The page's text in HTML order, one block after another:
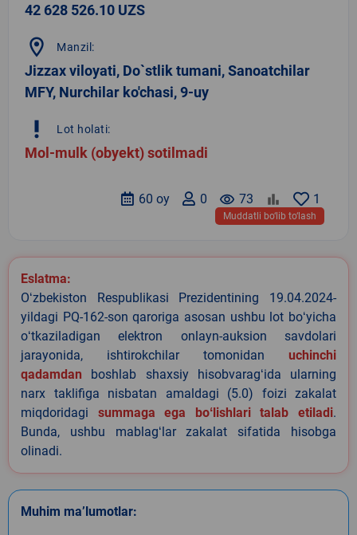
42 628 526.10 UZS
location_on Manzil:
Jizzax viloyati, Do`stlik tumani, Sanoatchilar
MFY, Nurchilar ko'chasi, 9-uy
priority_high Lot holati:
Mol-mulk (obyekt) sotilmadi
1
remove_red_eye 73
0
60 oy
Muddatli bo‘lib to‘lash
Eslatma:
Oʻzbekiston Respublikasi Prezidentining 19.04.2024-
yildagi PQ-162-son qaroriga asosan ushbu lot boʻyicha
oʻtkaziladigan elektron onlayn-auksion savdolari
jarayonida, ishtirokchilar tomonidan uchinchi
qadamdan boshlab shaxsiy hisobvaragʻida ularning
narx taklifiga nisbatan amaldagi (5.0) foizi zakalat
miqdoridagi summaga ega boʻlishlari talab etiladi.
Bunda, ushbu mablagʻlar zakalat sifatida hisobga
olinadi.
Muhim ma’lumotlar: